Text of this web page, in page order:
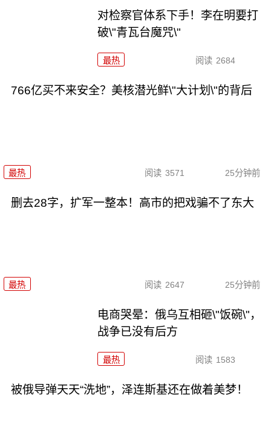
对检察官体系下手！李在明要打
破\"青瓦台魔咒\"
最热 阅读 2684
766亿买不来安全？美核潜光鲜\"大计划\"的背后
最热 阅读 3571 25分钟前
删去28字，扩军一整本！高市的把戏骗不了东大
最热 阅读 2647 25分钟前
电商哭晕：俄乌互相砸\"饭碗\"，
战争已没有后方
最热 阅读 1583
被俄导弹天天“洗地”，泽连斯基还在做着美梦！